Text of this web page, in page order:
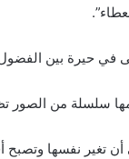
في حيرة بين الفضول
سلسلة من الصور
تغير نفسها وتصبح